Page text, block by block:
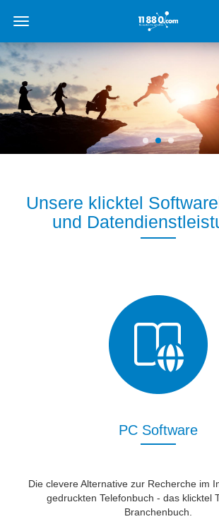
Unsere klicktel
und
PC Software
Die clevere Alternative zur Recherche im
gedruckten Telefonbuch - das klicktel
Branchenbuch.